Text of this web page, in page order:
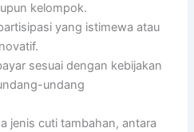
kelompok.
yang istimewa atau
sesuai dengan kebijakan
undang
jenis cuti tambahan, antara